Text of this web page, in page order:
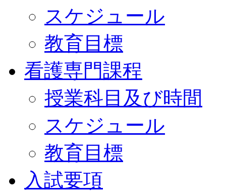
スケジュール
教育目標
看護専門課程
授業科目及び時間
スケジュール
教育目標
入試要項